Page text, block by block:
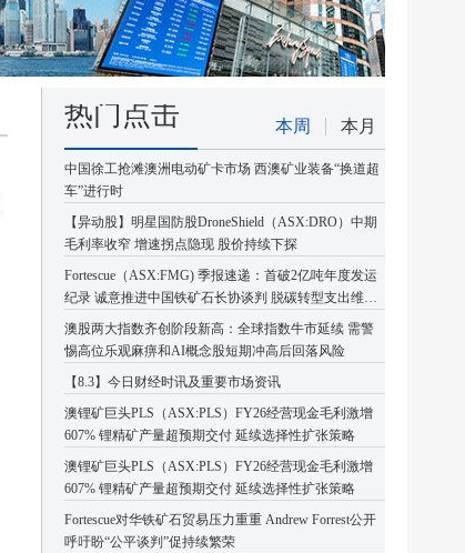
热门点击 本周 本月
中国徐工抢滩澳洲电动矿卡市场 西澳矿业装备“换道超
车”进行时
【异动股】明星国防股DroneShield（ASX:DRO）中期
毛利率收窄 增速拐点隐现 股价持续下探
Fortescue（ASX:FMG) 季报速递：首破2亿吨年度发运
纪录 诚意推进中国铁矿石长协谈判 脱碳转型支出维持
高位
澳股两大指数齐创阶段新高：全球指数牛市延续 需警
惕高位乐观麻痹和AI概念股短期冲高后回落风险
【8.3】今日财经时讯及重要市场资讯
澳锂矿巨头PLS（ASX:PLS）FY26经营现金毛利激增
607% 锂精矿产量超预期交付 延续选择性扩张策略
澳锂矿巨头PLS（ASX:PLS）FY26经营现金毛利激增
607% 锂精矿产量超预期交付 延续选择性扩张策略
Fortescue对华铁矿石贸易压力重重 Andrew Forrest公开
呼吁盼“公平谈判”促持续繁荣